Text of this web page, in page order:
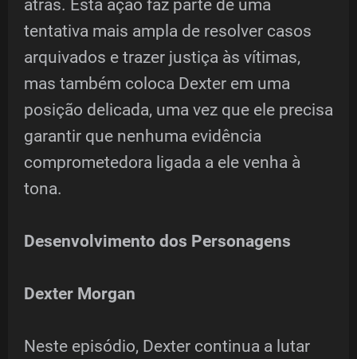
atrás. Esta ação faz parte de uma
tentativa mais ampla de resolver casos
arquivados e trazer justiça às vítimas,
mas também coloca Dexter em uma
posição delicada, uma vez que ele precisa
garantir que nenhuma evidência
comprometedora ligada a ele venha à
tona.
Desenvolvimento dos Personagens
Dexter Morgan
Neste episódio, Dexter continua a lutar